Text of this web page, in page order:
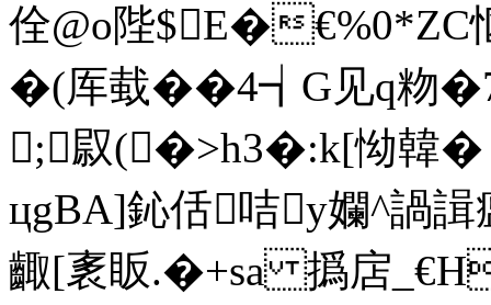
佺@o陛$E�
�(厍蛓��4┪G见q粅
;∨叞(�>h3�:k[怮韓
цgBA]鈊佸咭y孄^ 諣
齱[袲眅.�+sa 撝扂